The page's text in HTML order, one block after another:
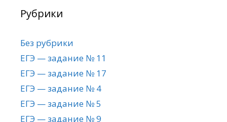
Рубрики
Без рубрики
ЕГЭ — задание № 11
ЕГЭ — задание № 17
ЕГЭ — задание № 4
ЕГЭ — задание № 5
ЕГЭ — задание № 9